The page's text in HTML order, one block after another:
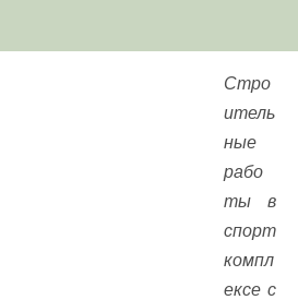
Стро
итель
ные
рабо
ты в
спорт
компл
ексе с